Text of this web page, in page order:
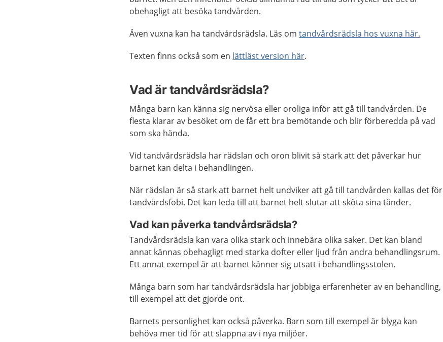
obehagligt att besöka tandvården.
Även vuxna kan ha tandvårdsrädsla. Läs omtandvårdsrädsla hos vuxna här.
Texten finns också som en lättläst version här.
Vad är tandvårdsrädsla?
Många barn kan känna sig nervösa eller oroliga inför att gå till tandvården. De
flesta klarar av besöket om de får ett bra bemötande och blir förberedda på vad
som ska hända.
Vid tandvårdsrädsla har rädslan och oron blivit så stark att det påverkar hur
barnet kan delta i behandlingen.
När rädslan är så stark att barnet helt undviker att gå till tandvården kallas det för
tandvårdsfobi. Det kan leda till att barnet helt slutar att sköta sina tänder.
Vad kan påverka tandvårdsrädsla?
Tandvårdsrädsla kan vara olika stark och innebära olika saker. Det kan bland
annat kännas obehagligt med starka dofter eller ljud från andra behandlingsrum.
Ett annat exempel är att barnet känner sig utsatt i behandlingsstolen.
Många barn som har tandvårdsrädsla har jobbiga erfarenheter av en behandling,
till exempel att det gjorde ont.
Barnets personlighet kan också påverka. Barn som till exempel är blyga kan
behöva mer tid för att slappna av i nya miljöer.